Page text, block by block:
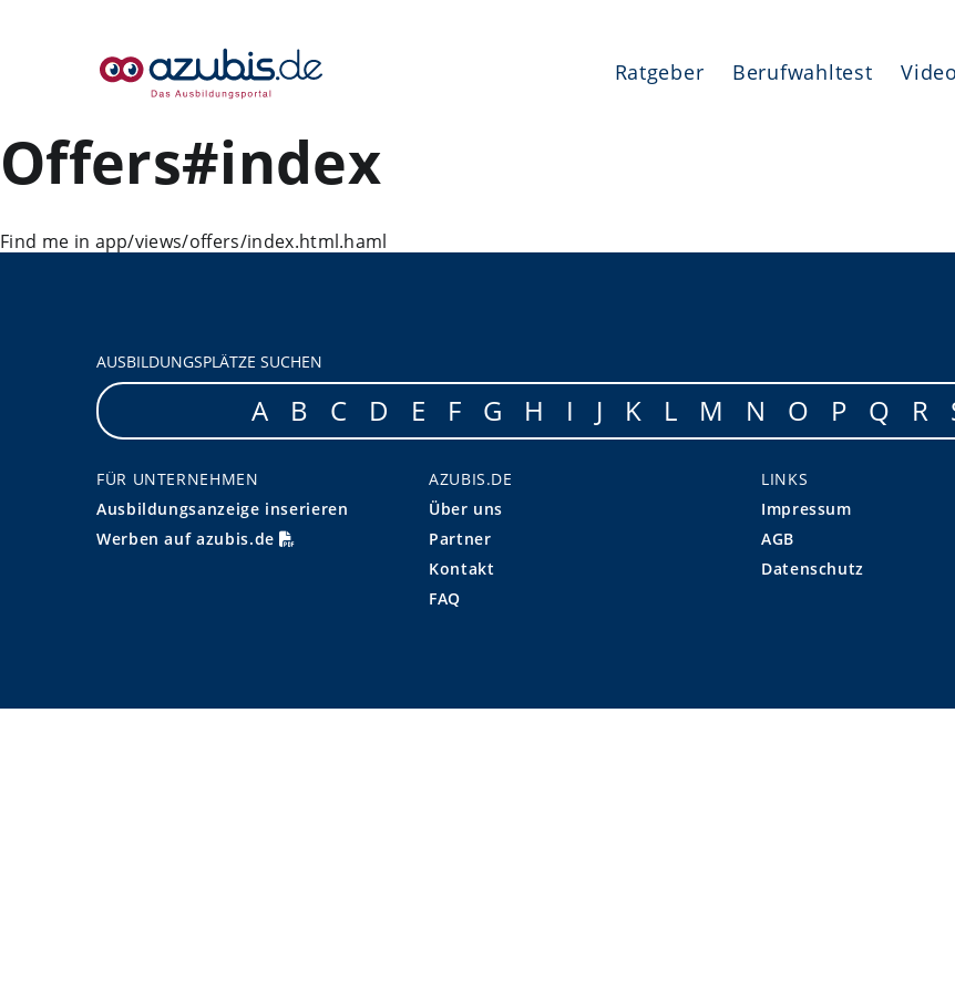
Ratgeber Berufwahltest
Offers#index
Find me in app/views/offers/index.html.haml
AUSBILDUNGSPLÄTZE SUCHEN
A B C D E F G H I J K L M N O P Q R
FÜR UNTERNEHMEN
Ausbildungsanzeige inserieren
Werben auf azubis.de
AZUBIS.DE
Über uns
Partner
Kontakt
FAQ
LINKS
Impressum
AGB
Datenschutz